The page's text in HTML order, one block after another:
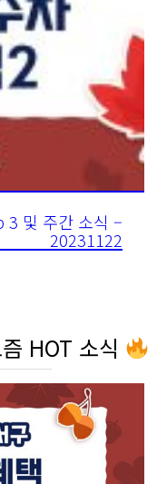
3 및 주간 소식 –
20231122
HOT 소식